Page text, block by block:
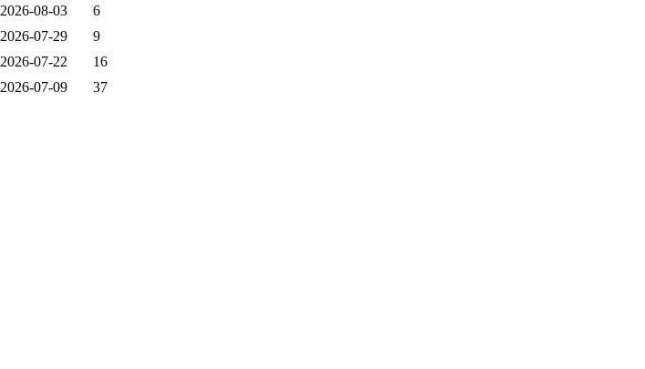
2026-08-03
6
2026-07-29
9
2026-07-22
16
2026-07-09 37